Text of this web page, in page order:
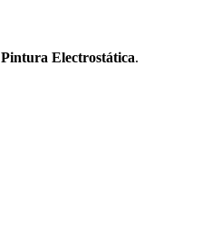
Pintura Electrostática.